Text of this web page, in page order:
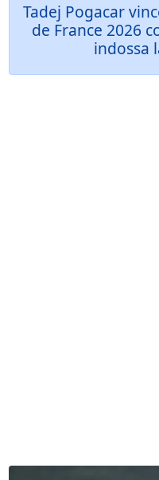
Tadej Pogacar
de France 2026
indossa